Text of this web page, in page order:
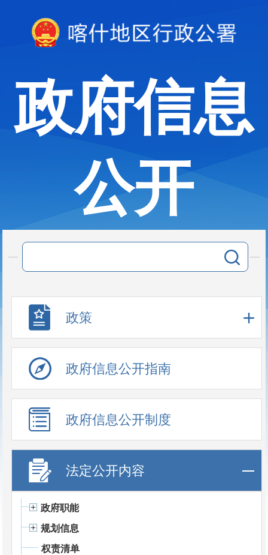
政府信息
公开
政策
政府信息公开指南
政府信息公开制度
法定公开内容
政府职能
规划信息
权责清单